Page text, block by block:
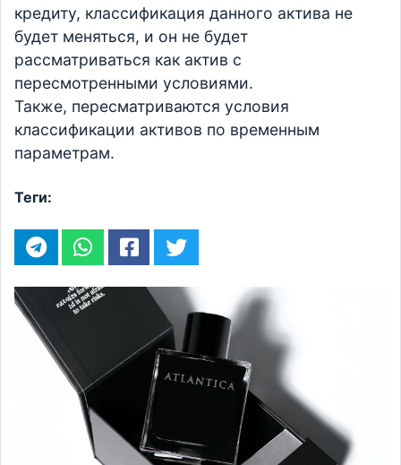
кредиту, классификация данного актива не
будет меняться, и он не будет
рассматриваться как актив с
пересмотренными условиями.
Также, пересматриваются условия
классификации активов по временным
параметрам.
Теги: